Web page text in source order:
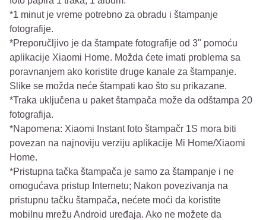
*1 minut je vreme potrebno za obradu i štampanje
fotografije.
*Preporučljivo je da štampate fotografije od 3" pomoću
aplikacije Xiaomi Home. Možda ćete imati problema sa
poravnanjem ako koristite druge kanale za štampanje.
Slike se možda neće štampati kao što su prikazane.
*Traka uključena u paket štampača može da odštampa 20
fotografija.
*Napomena: Xiaomi Instant foto štampačr 1S mora biti
povezan na najnoviju verziju aplikacije Mi Home/Xiaomi
Home.
*Pristupna tačka štampača je samo za štampanje i ne
omogućava pristup Internetu; Nakon povezivanja na
pristupnu tačku štampača, nećete moći da koristite
mobilnu mrežu Android uređaja. Ako ne možete da